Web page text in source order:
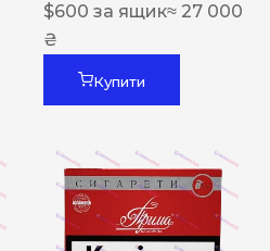
$600 за ящик≈ 27 000
₴
Купити